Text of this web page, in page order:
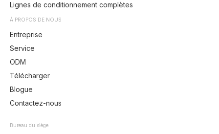
Lignes de conditionnement complètes
À PROPOS DE NOUS
Entreprise
Service
ODM
Télécharger
Blogue
Contactez-nous
Bureau du siège